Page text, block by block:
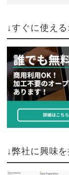
↓すぐに使え
↓弊社に興味